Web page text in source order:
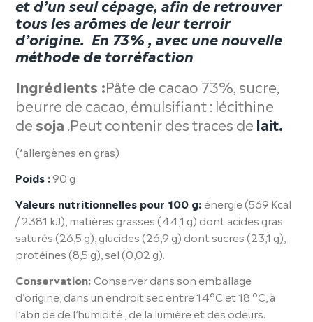
et d’un seul cépage, afin de retrouver
tous les arômes de leur terroir
d’origine. En 73% , avec une nouvelle
méthode de torréfaction
Ingrédients :Pâte de cacao 73%, sucre,
beurre de cacao, émulsifiant : lécithine
de soja .Peut contenir des traces de lait.
(*allergènes en gras)
Poids :90 g
Valeurs nutritionnelles pour 100 g: énergie (569 Kcal
/ 2381 kJ), matières grasses (44,1 g) dont acides gras
saturés (26,5 g), glucides (26,9 g) dont sucres (23,1 g),
protéines (8,5 g), sel (0,02 g).
Conservation:Conserver dans son emballage
d’origine, dans un endroit sec entre 14°C et 18 °C, à
l’abri de de l’humidité , de la lumière et des odeurs.